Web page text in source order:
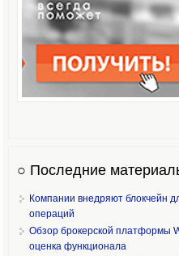
○ Последние
Компании внедряют блокчейн
операций
Обзор брокерской платформы
оценка функционала